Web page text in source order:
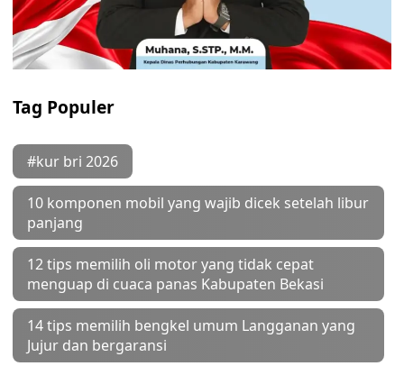
Tag Populer
#kur bri 2026
10 komponen mobil yang wajib dicek setelah libur
panjang
12 tips memilih oli motor yang tidak cepat
menguap di cuaca panas Kabupaten Bekasi
14 tips memilih bengkel umum Langganan yang
Jujur dan bergaransi